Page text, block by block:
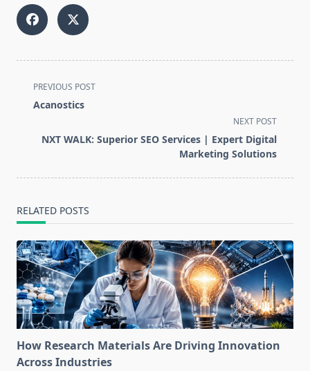
<span
class="nav-
screen-
PREVIOUS POST
Acanostics
NEXT POST
NXT WALK: Superior SEO Services | Expert Digital
Marketing Solutions
RELATED POSTS
How Research Materials Are Driving Innovation
Across Industries